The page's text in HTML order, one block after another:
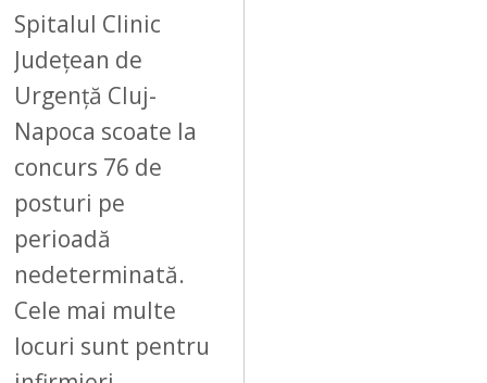
Spitalul Clinic
Județean de
Urgență Cluj-
Napoca scoate la
concurs 76 de
posturi pe
perioadă
nedeterminată.
Cele mai multe
locuri sunt pentru